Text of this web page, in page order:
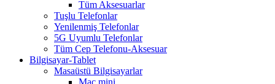
Tüm Aksesuarlar
Tuşlu Telefonlar
Yenilenmiş Telefonlar
5G Uyumlu Telefonlar
Tüm Cep Telefonu-Aksesuar
Bilgisayar-Tablet
Masaüstü Bilgisayarlar
Mac mini